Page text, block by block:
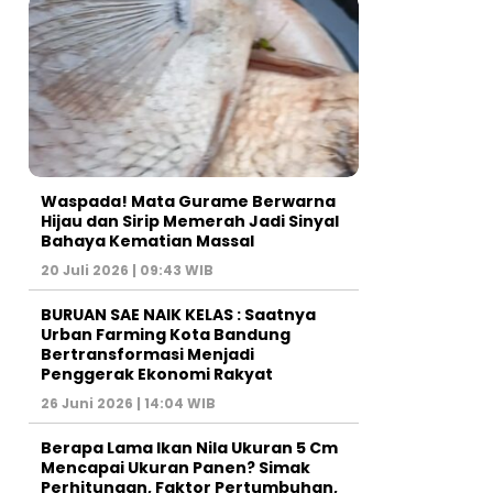
Waspada! Mata Gurame Berwarna
Hijau dan Sirip Memerah Jadi Sinyal
Bahaya Kematian Massal
20 Juli 2026 | 09:43 WIB
BURUAN SAE NAIK KELAS : Saatnya
Urban Farming Kota Bandung
Bertransformasi Menjadi
Penggerak Ekonomi Rakyat
26 Juni 2026 | 14:04 WIB
Berapa Lama Ikan Nila Ukuran 5 Cm
Mencapai Ukuran Panen? Simak
Perhitungan, Faktor Pertumbuhan,